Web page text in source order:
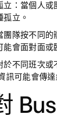
： 當個人或
孤立。
團隊按不同的
能會面對面或
於不同班次或
訊可能會傳